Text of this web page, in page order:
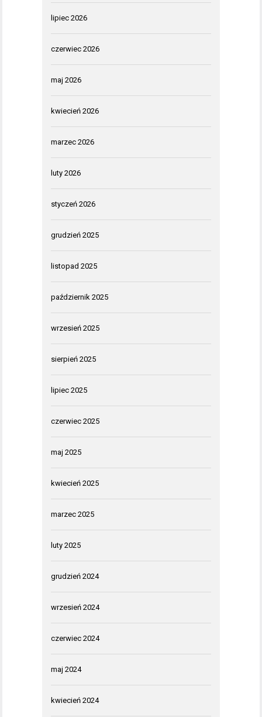
lipiec 2026
czerwiec 2026
maj 2026
kwiecień 2026
marzec 2026
luty 2026
styczeń 2026
grudzień 2025
listopad 2025
październik 2025
wrzesień 2025
sierpień 2025
lipiec 2025
czerwiec 2025
maj 2025
kwiecień 2025
marzec 2025
luty 2025
grudzień 2024
wrzesień 2024
czerwiec 2024
maj 2024
kwiecień 2024